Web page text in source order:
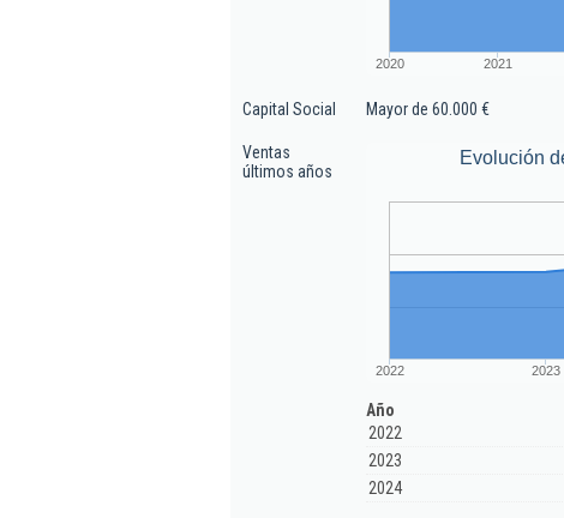
2020 2021
Capital Social Mayor de 60.000 €
Ventas
últimos años
Evolución
2022 2023
Año
2022
2023
2024